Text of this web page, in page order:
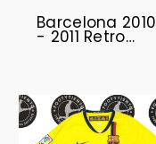
Barcelona 2010
- 2011 Retro